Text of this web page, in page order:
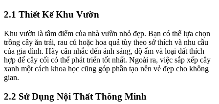
2.1 Thiết Kế Khu Vườn
Khu vườn là tâm điểm của nhà vườn nhỏ đẹp. Bạn có thể lựa chọn
trồng cây ăn trái, rau củ hoặc hoa quả tùy theo sở thích và nhu cầu
của gia đình. Hãy cân nhắc đến ánh sáng, độ ẩm và loại đất thích
hợp để cây cối có thể phát triển tốt nhất. Ngoài ra, việc sắp xếp cây
xanh một cách khoa học cũng góp phần tạo nên vẻ đẹp cho không
gian.
2.2 Sử Dụng Nội Thất Thông Minh